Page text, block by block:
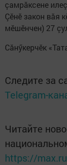
çамрăксене
Çӗнӗ закон вăя
мӗшӗнчен) 27
Сăнӳкерчӗк
Следите за
Telegram-
Читайте
https://